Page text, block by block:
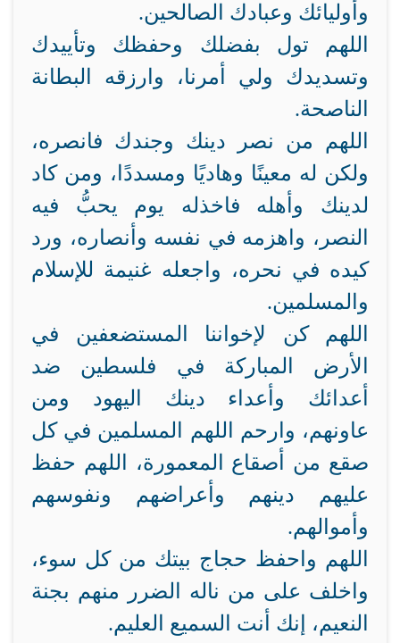
وأوليائك وعبادك الصالحين.
اللهم تول بفضلك وحفظك وتأييدك
وتسديدك ولي أمرنا، وارزقه البطانة
الناصحة.
اللهم من نصر دينك وجندك فانصره،
ولكن له معينًا وهاديًا ومسددًا، ومن كاد
لدينك وأهله فاخذله يوم يحبُّ فيه
النصر، واهزمه في نفسه وأنصاره، ورد
كيده في نحره، واجعله غنيمة للإسلام
والمسلمين.
اللهم كن لإخواننا المستضعفين في
الأرض المباركة في فلسطين ضد
أعدائك وأعداء دينك اليهود ومن
عاونهم، وارحم اللهم المسلمين في كل
صقع من أصقاع المعمورة، اللهم حفظ
عليهم دينهم وأعراضهم ونفوسهم
وأموالهم.
اللهم واحفظ حجاج بيتك من كل سوء،
واخلف على من ناله الضرر منهم بجنة
النعيم، إنك أنت السميع العليم.